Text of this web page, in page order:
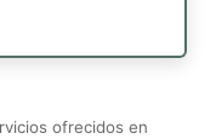
ofrecidos en